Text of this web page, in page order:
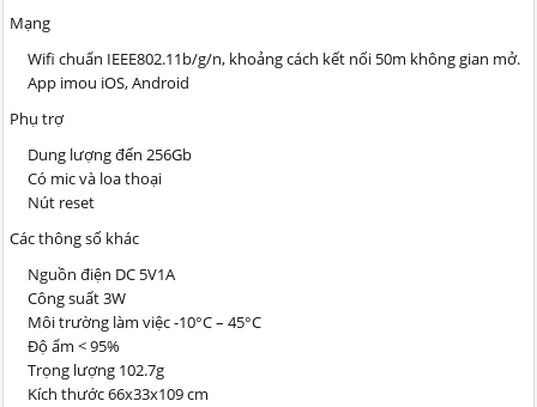
Mạng
Wifi chuẩn IEEE802.11b/g/n, khoảng cách kết nối 50m không gian mở.
App imou iOS, Android
Phụ trợ
Dung lượng đến 256Gb
Có mic và loa thoại
Nút reset
Các thông số khác
Nguồn điện DC 5V1A
Công suất 3W
Môi trường làm việc -10°C – 45°C
Độ ẩm < 95%
Trọng lượng 102.7g
Kích thước 66x33x109 cm